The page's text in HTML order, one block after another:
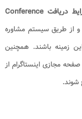
ویزای کنفرانس چیست، شرایط دریافت Conference
و از طریق سیستم مشاوره
زمینه باشند. همچنین
مجازی اینستاگرام از
شوند.